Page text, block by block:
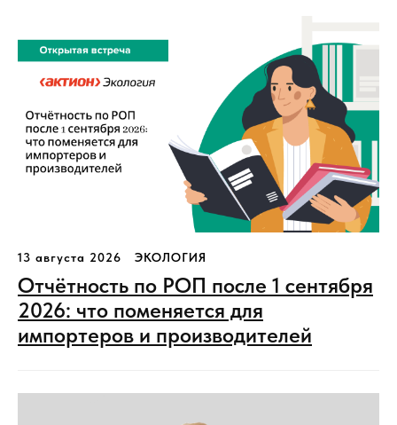
13 августа 2026 ЭКОЛОГИЯ
Отчётность по РОП после 1 сентября
2026: что поменяется для
импортеров и производителей